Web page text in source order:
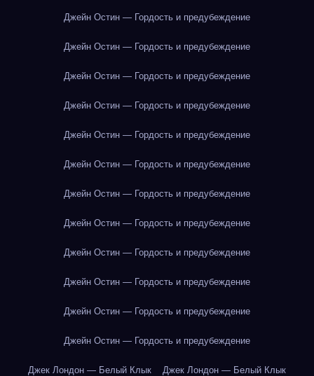
Джейн Остин — Гордость и предубеждение
Джейн Остин — Гордость и предубеждение
Джейн Остин — Гордость и предубеждение
Джейн Остин — Гордость и предубеждение
Джейн Остин — Гордость и предубеждение
Джейн Остин — Гордость и предубеждение
Джейн Остин — Гордость и предубеждение
Джейн Остин — Гордость и предубеждение
Джейн Остин — Гордость и предубеждение
Джейн Остин — Гордость и предубеждение
Джейн Остин — Гордость и предубеждение
Джейн Остин — Гордость и предубеждение
Джек Лондон — Белый Клык Джек Лондон — Белый Клык